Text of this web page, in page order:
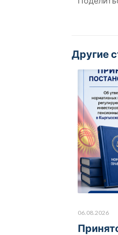
Другие
06.08.2026